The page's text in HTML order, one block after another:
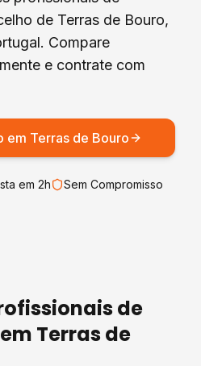
de Terras de Bouro,
Compare
e contrate com
em Terras de Bouro
em 2h Sem Compromisso
de
em Terras de